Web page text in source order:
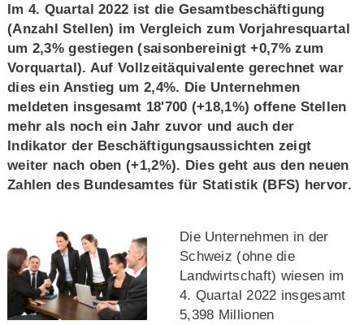
Im 4. Quartal 2022 ist die Gesamtbeschäftigung
(Anzahl Stellen) im Vergleich zum Vorjahresquartal
um 2,3% gestiegen (saisonbereinigt +0,7% zum
Vorquartal). Auf Vollzeitäquivalente gerechnet war
dies ein Anstieg um 2,4%. Die Unternehmen
meldeten insgesamt 18'700 (+18,1%) offene Stellen
mehr als noch ein Jahr zuvor und auch der
Indikator der Beschäftigungsaussichten zeigt
weiter nach oben (+1,2%). Dies geht aus den neuen
Zahlen des Bundesamtes für Statistik (BFS) hervor.
Die Unternehmen in der
Schweiz (ohne die
Landwirtschaft) wiesen im
4. Quartal 2022 insgesamt
5,398 Millionen